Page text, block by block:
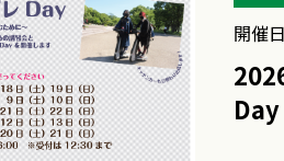
開催